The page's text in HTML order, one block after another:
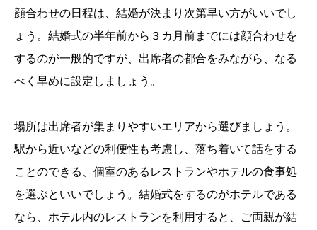
顔合わせの日程は、結婚が決まり次第早い方がいいでし
ょう。結婚式の半年前から３カ月前までには顔合わせを
するのが一般的ですが、出席者の都合をみながら、なる
べく早めに設定しましょう。
場所は出席者が集まりやすいエリアから選びましょう。
駅から近いなどの利便性も考慮し、落ち着いて話をする
ことのできる、個室のあるレストランやホテルの食事処
を選ぶといいでしょう。結婚式をするのがホテルである
なら、ホテル内のレストランを利用すると、ご両親が結